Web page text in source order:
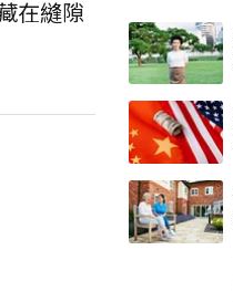
在縫隙